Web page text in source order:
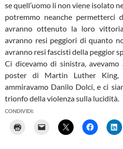
se quell’uomo li non viene isolato
potremmo neanche
avranno ottenuto la loro
avranno resi peggiori di quanto
avranno resi fascisti della peggior
Ci dicevamo di sinistra,
poster di Martin Luther King,
ammiravamo Danilo Dolci, e ci
trionfo della violenza sulla lucidità.
CONDIVIDI: